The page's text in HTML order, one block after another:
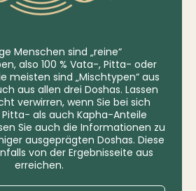
Menschen sind „reine“
also 100 % Vata-, Pitta- oder
meisten sind „Mischtypen“ aus
aus allen drei Doshas. Lassen
verwirren, wenn Sie bei sich
als auch Kapha-Anteile
Sie auch die Informationen zu
ausgeprägten Doshas. Diese
von der Ergebnisseite aus
erreichen.